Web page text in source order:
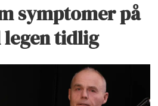
symptomer på
legen tidlig